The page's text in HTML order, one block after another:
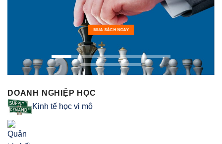
MUA SÁCH NGAY
DOANH NGHIỆP HỌC
Kinh tế học vi mô